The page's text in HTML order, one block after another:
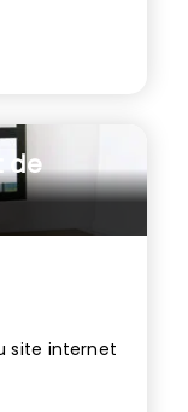
de
site internet